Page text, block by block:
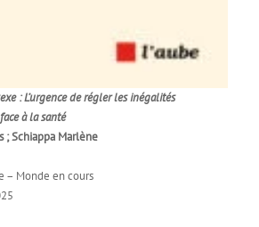
: L’urgence de régler les inégalités
à la santé
; Schiappa Marlène
– Monde en cours